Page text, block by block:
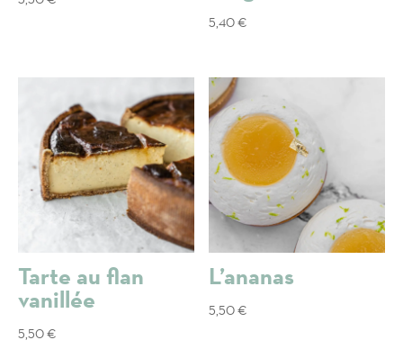
5,40€
Tarte au flan
vanillée
5,50€
L’ananas
5,50€